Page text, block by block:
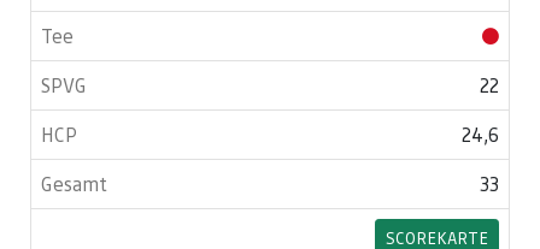
22
24,6
33
SCOREKARTE